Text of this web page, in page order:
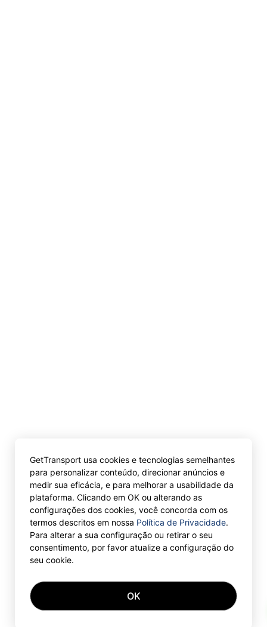
GetTransport usa cookies e tecnologias semelhantes
para personalizar conteúdo, direcionar anúncios e
medir sua eficácia, e para melhorar a usabilidade da
plataforma. Clicando em OK ou alterando as
configurações dos cookies, você concorda com os
termos descritos em nossa Política de Privacidade.
Para alterar a sua configuração ou retirar o seu
consentimento, por favor atualize a configuração do
seu cookie.
OK